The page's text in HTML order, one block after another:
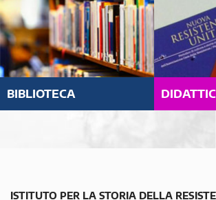
BIBLIOTECA
ISTITUTO PER LA STORIA DELLA